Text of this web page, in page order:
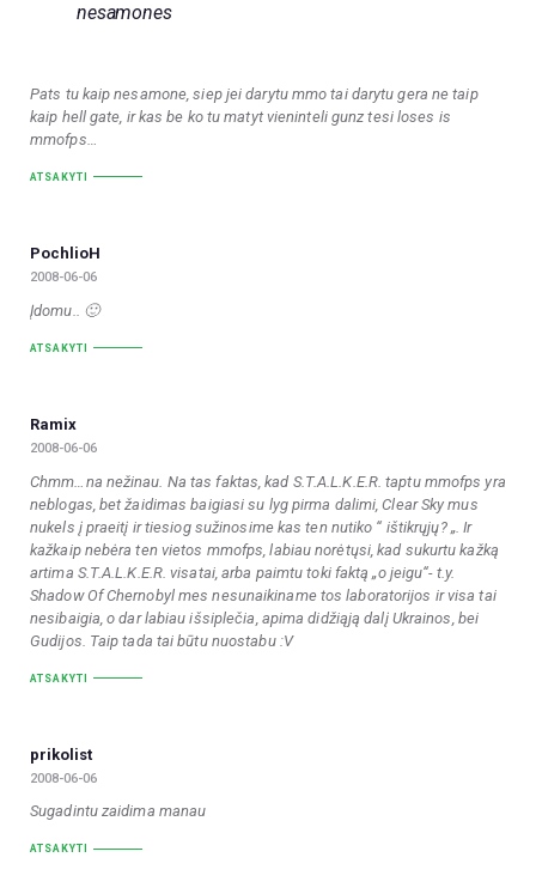
nesamones
Pats tu kaip nesamone, siep jei darytu mmo tai darytu gera ne taip
kaip hell gate, ir kas be ko tu matyt vieninteli gunz tesi loses is
mmofps…
ATSAKYTI
PochlioH
2008-06-06
Įdomu.. 🙂
ATSAKYTI
Ramix
2008-06-06
Chmm…na nežinau. Na tas faktas, kad S.T.A.L.K.E.R. taptu mmofps yra
neblogas, bet žaidimas baigiasi su lyg pirma dalimi, Clear Sky mus
nukels į praeitį ir tiesiog sužinosime kas ten nutiko “ ištikrųjų? „. Ir
kažkaip nebėra ten vietos mmofps, labiau norėtųsi, kad sukurtu kažką
artima S.T.A.L.K.E.R. visatai, arba paimtu toki faktą „o jeigu“- t.y.
Shadow Of Chernobyl mes nesunaikiname tos laboratorijos ir visa tai
nesibaigia, o dar labiau išsiplečia, apima didžiąją dalį Ukrainos, bei
Gudijos. Taip tada tai būtu nuostabu :V
ATSAKYTI
prikolist
2008-06-06
Sugadintu zaidima manau
ATSAKYTI